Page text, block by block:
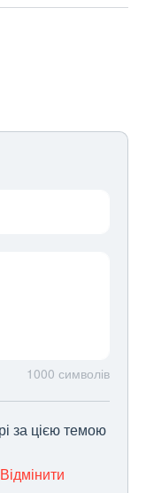
1000 символів
за цією темою
Відмінити